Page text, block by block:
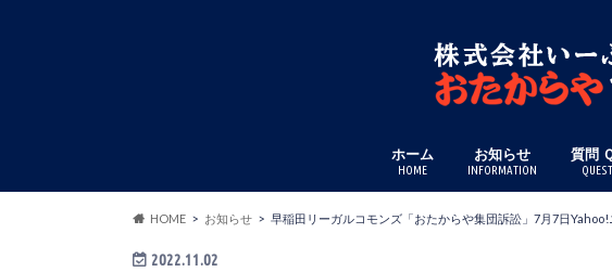
ホーム
HOME
お知らせ
INFORMATION
質問
HOME お知らせ 早稲田リーガルコモンズ「おたからや集団訴訟」7月7日Yahoo!
2022.11.02